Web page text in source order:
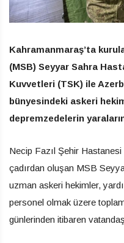
Kahramanmaraş’ta
(MSB) Seyyar Sahra
Kuvvetleri (TSK) ile
bünyesindeki askeri
depremzedelerin
Necip Fazıl Şehir
çadırdan oluşan MSB
uzman askeri hekimler,
personel olmak üzere
günlerinden itibaren